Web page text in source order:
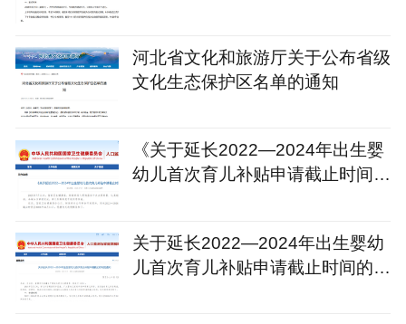
河北省文化和旅游厅关于公布省级
文化生态保护区名单的通知
《关于延长2022—2024年出生婴
幼儿首次育儿补贴申请截止时间的
关于延长2022—2024年出生婴幼
儿首次育儿补贴申请截止时间的通